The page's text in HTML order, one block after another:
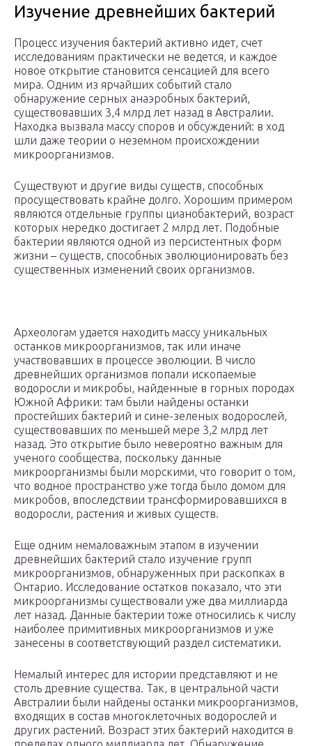
Изучение древнейших бактерий
Процесс изучения бактерий активно идет, счет
исследованиям практически не ведется, и каждое
новое открытие становится сенсацией для всего
мира. Одним из ярчайших событий стало
обнаружение серных анаэробных бактерий,
существовавших 3,4 млрд лет назад в Австралии.
Находка вызвала массу споров и обсуждений: в ход
шли даже теории о неземном происхождении
микроорганизмов.
Существуют и другие виды существ, способных
просуществовать крайне долго. Хорошим примером
являются отдельные группы цианобактерий, возраст
которых нередко достигает 2 млрд лет. Подобные
бактерии являются одной из персистентных форм
жизни – существ, способных эволюционировать без
существенных изменений своих организмов.
Археологам удается находить массу уникальных
останков микроорганизмов, так или иначе
участвовавших в процессе эволюции. В число
древнейших организмов попали ископаемые
водоросли и микробы, найденные в горных породах
Южной Африки: там были найдены останки
простейших бактерий и сине-зеленых водорослей,
существовавших по меньшей мере 3,2 млрд лет
назад. Это открытие было невероятно важным для
ученого сообщества, поскольку данные
микроорганизмы были морскими, что говорит о том,
что водное пространство уже тогда было домом для
микробов, впоследствии трансформировавшихся в
водоросли, растения и живых существ.
Еще одним немаловажным этапом в изучении
древнейших бактерий стало изучение групп
микроорганизмов, обнаруженных при раскопках в
Онтарио. Исследование остатков показало, что эти
микроорганизмы существовали уже два миллиарда
лет назад. Данные бактерии тоже относились к числу
наиболее примитивных микроорганизмов и уже
занесены в соответствующий раздел систематики.
Немалый интерес для истории представляют и не
столь древние существа. Так, в центральной части
Австралии были найдены останки микроорганизмов,
входящих в состав многоклеточных водорослей и
других растений. Возраст этих бактерий находится в